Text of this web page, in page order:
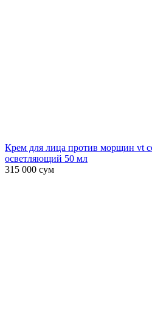
Крем для лица против морщин vt
осветляющий 50 мл
315 000 сум